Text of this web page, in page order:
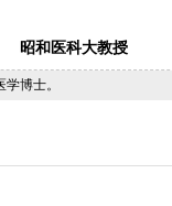
昭和医科大教授
博士。